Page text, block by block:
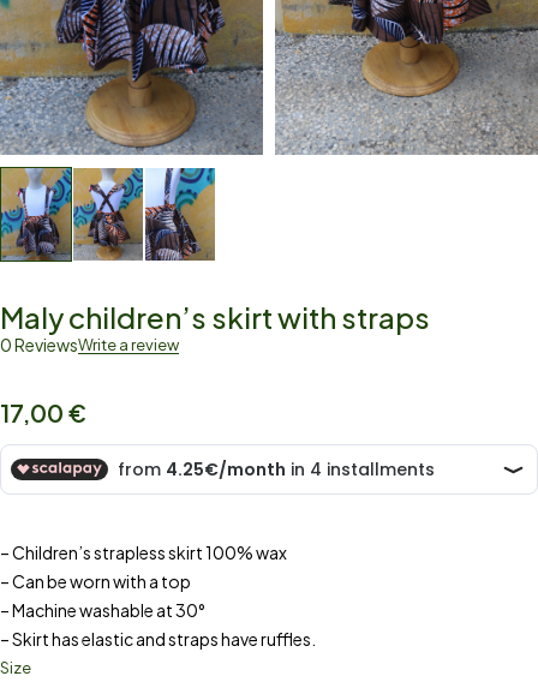
Maly children’s skirt with straps
0 ReviewsWrite a review
17,00 €
– Children’s strapless skirt 100% wax
– Can be worn with a top
– Machine washable at 30°
– Skirt has elastic and straps have ruffles.
Size